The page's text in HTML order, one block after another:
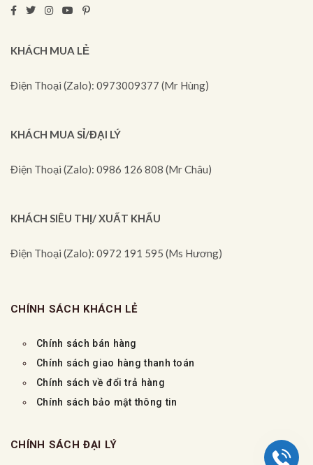
KHÁCH MUA LẺ
Điện Thoại (Zalo): 0973009377 (Mr Hùng)
KHÁCH MUA SỈ/ĐẠI LÝ
Điện Thoại (Zalo): 0986 126 808 (Mr Châu)
KHÁCH SIÊU THỊ/ XUẤT KHẨU
Điện Thoại (Zalo): 0972 191 595 (Ms Hương)
CHÍNH SÁCH KHÁCH LẺ
Chính sách bán hàng
Chính sách giao hàng thanh toán
Chính sách về đổi trả hàng
Chính sách bảo mật thông tin
CHÍNH SÁCH ĐẠI LÝ